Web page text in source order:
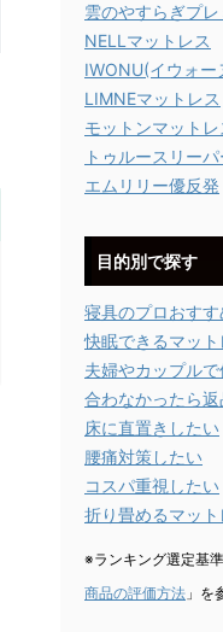
雲のやすらぎプレ
NELLマットレス
IWONU(イウォー
LIMNEマットレス
モットンマットレ
トゥルースリーパ
エムリリー優反発
目的別で探す
寝具のプロおす
快眠できるマッ
夫婦やカップルで
合わなかったら
床に直置きしたい
腰痛対策したい
コスパ重視したい
折り畳めるマッ
※ランキング選定基
商品の評価方法 」を